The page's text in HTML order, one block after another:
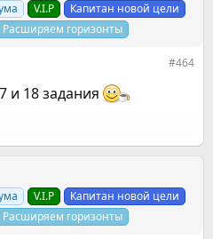
V.I.P
Капитан новой цели
горизонты
#464
и 18 задания
V.I.P
Капитан новой цели
горизонты